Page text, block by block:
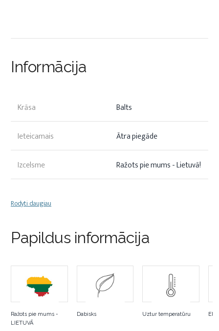
Informācija
Krāsa Balts
Ieteicamais Ātra piegāde
Izcelsme Ražots pie mums - Lietuvā!
Rodyti daugiau
Papildus informācija
Ražots pie mums -
LIETUVĀ
Dabisks Uztur temperatūru